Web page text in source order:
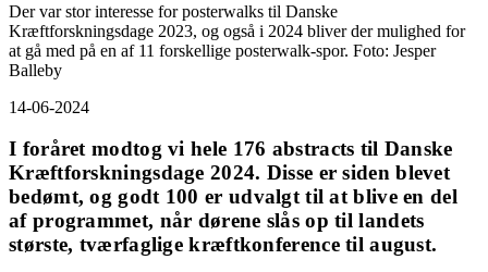
Der var stor interesse for posterwalks til Danske
Kræftforskningsdage 2023, og også i 2024 bliver der mulighed for
at gå med på en af 11 forskellige posterwalk-spor. Foto: Jesper
Balleby
14-06-2024
I foråret modtog vi hele 176 abstracts til Danske
Kræftforskningsdage 2024. Disse er siden blevet
bedømt, og godt 100 er udvalgt til at blive en del
af programmet, når dørene slås op til landets
største, tværfaglige kræftkonference til august.